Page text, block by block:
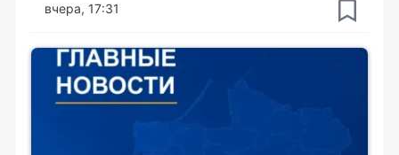
вчера, 17:31